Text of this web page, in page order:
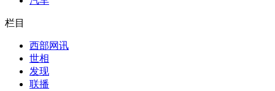
栏目
西部网讯
世相
发现
联播